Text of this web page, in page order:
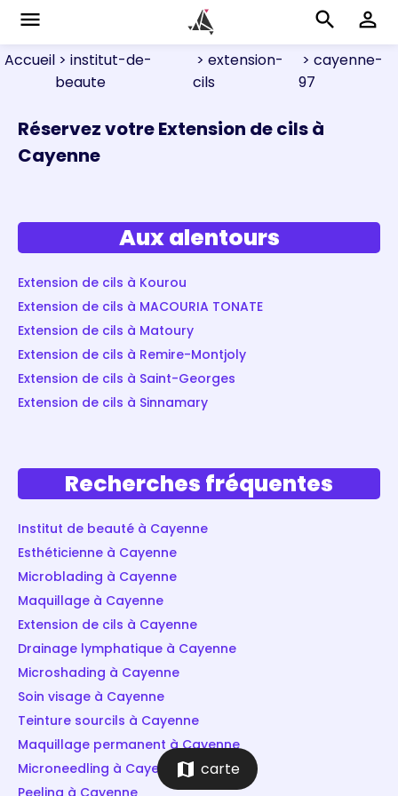
menu search perm_identity
Accueil > institut-de-
beaute
> extension-
cils
> cayenne-
97
Réservez votre Extension de cils à
Cayenne
Aux alentours
Extension de cils à Kourou
Extension de cils à MACOURIA TONATE
Extension de cils à Matoury
Extension de cils à Remire-Montjoly
Extension de cils à Saint-Georges
Extension de cils à Sinnamary
Recherches fréquentes
Institut de beauté à Cayenne
Esthéticienne à Cayenne
Microblading à Cayenne
Maquillage à Cayenne
Extension de cils à Cayenne
Drainage lymphatique à Cayenne
Microshading à Cayenne
Soin visage à Cayenne
Teinture sourcils à Cayenne
Maquillage permanent à Cayenne
Microneedling à Cayenne
Peeling à Cayenne
map carte